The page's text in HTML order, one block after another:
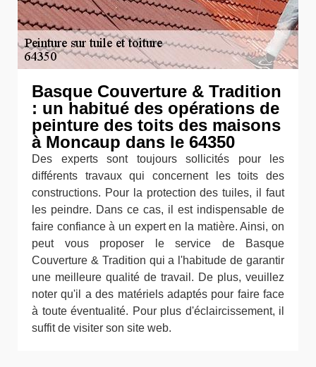
Basque Couverture & Tradition
: un habitué des opérations de
peinture des toits des maisons
à Moncaup dans le 64350
Des experts sont toujours sollicités pour les
différents travaux qui concernent les toits des
constructions. Pour la protection des tuiles, il faut
les peindre. Dans ce cas, il est indispensable de
faire confiance à un expert en la matière. Ainsi, on
peut vous proposer le service de Basque
Couverture & Tradition qui a l'habitude de garantir
une meilleure qualité de travail. De plus, veuillez
noter qu'il a des matériels adaptés pour faire face
à toute éventualité. Pour plus d'éclaircissement, il
suffit de visiter son site web.